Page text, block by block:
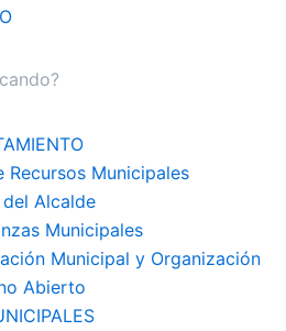
Recursos Municipales
Alcalde
Municipales
Municipal y Organización
Abierto